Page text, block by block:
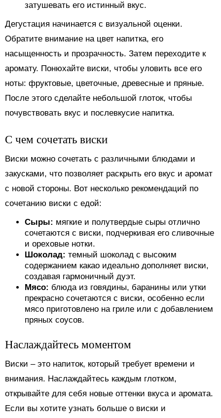
затушевать его истинный вкус.
Дегустация начинается с визуальной оценки.
Обратите внимание на цвет напитка, его
насыщенность и прозрачность. Затем переходите к
аромату. Понюхайте виски, чтобы уловить все его
ноты: фруктовые, цветочные, древесные и пряные.
После этого сделайте небольшой глоток, чтобы
почувствовать вкус и послевкусие напитка.
С чем сочетать виски
Виски можно сочетать с различными блюдами и
закусками, что позволяет раскрыть его вкус и аромат
с новой стороны. Вот несколько рекомендаций по
сочетанию виски с едой:
Сыры: мягкие и полутвердые сыры отлично
сочетаются с виски, подчеркивая его сливочные
и ореховые нотки.
Шоколад: темный шоколад с высоким
содержанием какао идеально дополняет виски,
создавая гармоничный дуэт.
Мясо: блюда из говядины, баранины или утки
прекрасно сочетаются с виски, особенно если
мясо приготовлено на гриле или с добавлением
пряных соусов.
Наслаждайтесь моментом
Виски – это напиток, который требует времени и
внимания. Наслаждайтесь каждым глотком,
открывайте для себя новые оттенки вкуса и аромата.
Если вы хотите узнать больше о виски и